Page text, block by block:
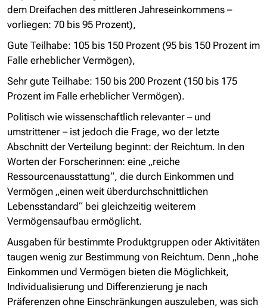
dem Dreifachen des mittleren Jahreseinkommens –
vorliegen: 70 bis 95 Prozent),
Gute Teilhabe: 105 bis 150 Prozent (95 bis 150 Prozent im
Falle erheblicher Vermögen),
Sehr gute Teilhabe: 150 bis 200 Prozent (150 bis 175
Prozent im Falle erheblicher Vermögen).
Politisch wie wissenschaftlich relevanter – und
umstrittener – ist jedoch die Frage, wo der letzte
Abschnitt der Verteilung beginnt: der Reichtum. In den
Worten der Forscherinnen: eine „reiche
Ressourcenausstattung“, die durch Einkommen und
Vermögen „einen weit überdurchschnittlichen
Lebensstandard“ bei gleichzeitig weiterem
Vermögensaufbau ermöglicht.
Ausgaben für bestimmte Produktgruppen oder Aktivitäten
taugen wenig zur Bestimmung von Reichtum. Denn „hohe
Einkommen und Vermögen bieten die Möglichkeit,
Individualisierung und Differenzierung je nach
Präferenzen ohne Einschränkungen auszuleben, was sich